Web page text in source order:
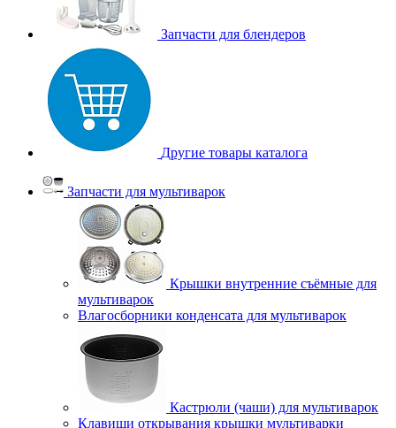
Запчасти для блендеров
Другие товары каталога
Запчасти для мультиварок
Крышки внутренние съёмные для
мультиварок
Влагосборники конденсата для мультиварок
Кастрюли (чаши) для мультиварок
Клавиши открывания крышки мультиварки